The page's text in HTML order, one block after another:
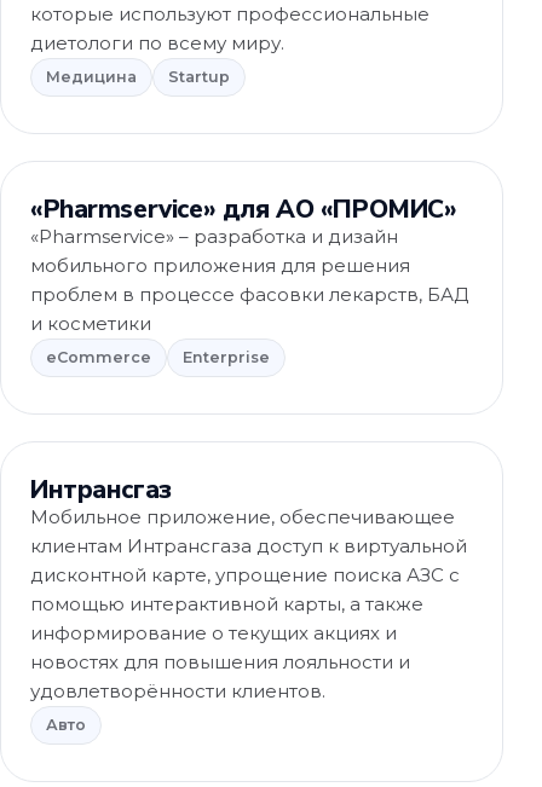
которые используют профессиональные
диетологи по всему миру.
Медицина Startup
eCommerce
«Pharmservice» для АО «ПРОМИС»
«Pharmservice» – разработка и дизайн
мобильного приложения для решения
проблем в процессе фасовки лекарств, БАД
и косметики
eCommerce Enterprise
Авто
Интрансгаз
Мобильное приложение, обеспечивающее
клиентам Интрансгаза доступ к виртуальной
дисконтной карте, упрощение поиска АЗС с
помощью интерактивной карты, а также
информирование о текущих акциях и
новостях для повышения лояльности и
удовлетворённости клиентов.
Авто